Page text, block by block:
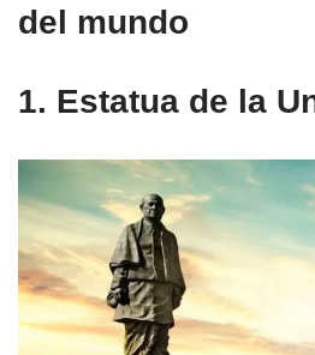
del mundo
1. Estatua de la